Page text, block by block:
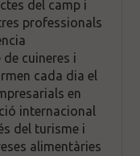
del camp i
professionals
cuineres i
cada dia el
en
internacional
del turisme i
alimentàries